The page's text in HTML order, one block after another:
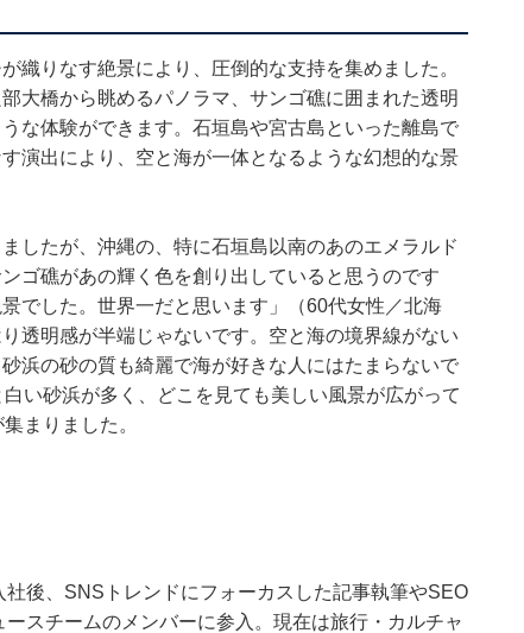
織りなす絶景により、圧倒的な支持を集めました。
大橋から眺めるパノラマ、サンゴ礁に囲まれた透明
な体験ができます。石垣島や宮古島といった離島で
演出により、空と海が一体となるような幻想的な景
したが、沖縄の、特に石垣島以南のあのエメラルド
ゴ礁があの輝く色を創り出していると思うのです
でした。世界一だと思います」（60代女性／北海
透明感が半端じゃないです。空と海の境界線がない
浜の砂の質も綺麗で海が好きな人にはたまらないで
い砂浜が多く、どこを見ても美しい風景が広がって
まりました。
後、SNSトレンドにフォーカスした記事執筆やSEO
スチームのメンバーに参入。現在は旅行・カルチャ